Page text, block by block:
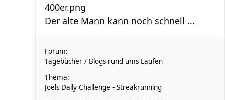
400er.png
Der alte Mann kann noch schnell ...
Forum:
Tagebücher / Blogs rund ums Laufen
Thema:
Joels Daily Challenge - Streakrunning